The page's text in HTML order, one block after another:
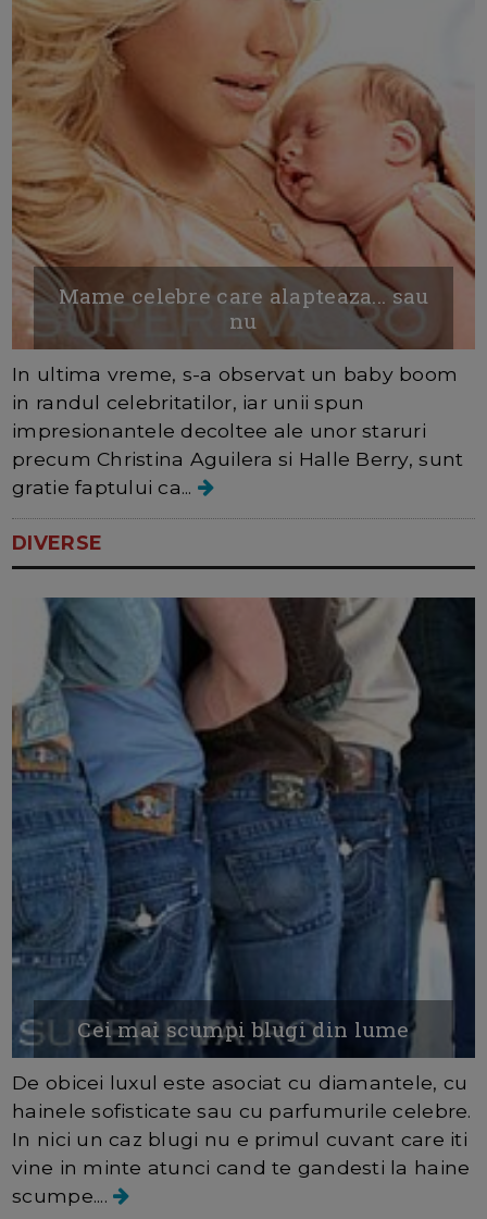
Mame celebre care alapteaza... sau
nu
In ultima vreme, s-a observat un baby boom
in randul celebritatilor, iar unii spun
impresionantele decoltee ale unor staruri
precum Christina Aguilera si Halle Berry, sunt
gratie faptului ca...
DIVERSE
Cei mai scumpi blugi din lume
De obicei luxul este asociat cu diamantele, cu
hainele sofisticate sau cu parfumurile celebre.
In nici un caz blugi nu e primul cuvant care iti
vine in minte atunci cand te gandesti la haine
scumpe....